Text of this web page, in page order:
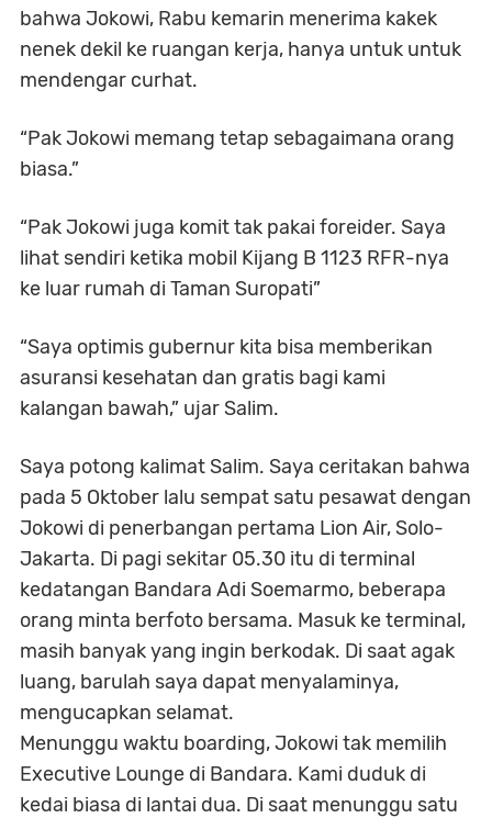
bahwa Jokowi, Rabu kemarin menerima kakek
nenek dekil ke ruangan kerja, hanya untuk untuk
mendengar curhat.
“Pak Jokowi memang tetap sebagaimana orang
biasa.”
“Pak Jokowi juga komit tak pakai foreider. Saya
lihat sendiri ketika mobil Kijang B 1123 RFR-nya
ke luar rumah di Taman Suropati”
“Saya optimis gubernur kita bisa memberikan
asuransi kesehatan dan gratis bagi kami
kalangan bawah,” ujar Salim.
Saya potong kalimat Salim. Saya ceritakan bahwa
pada 5 Oktober lalu sempat satu pesawat dengan
Jokowi di penerbangan pertama Lion Air, Solo-
Jakarta. Di pagi sekitar 05.30 itu di terminal
kedatangan Bandara Adi Soemarmo, beberapa
orang minta berfoto bersama. Masuk ke terminal,
masih banyak yang ingin berkodak. Di saat agak
luang, barulah saya dapat menyalaminya,
mengucapkan selamat.
Menunggu waktu boarding, Jokowi tak memilih
Executive Lounge di Bandara. Kami duduk di
kedai biasa di lantai dua. Di saat menunggu satu